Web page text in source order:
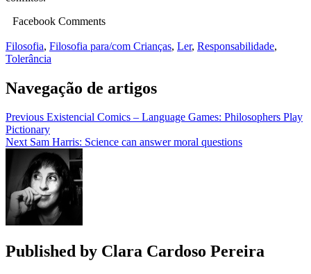
Facebook Comments
Filosofia, Filosofia para/com Crianças, Ler, Responsabilidade,
Tolerância
Navegação de artigos
Previous Existencial Comics – Language Games: Philosophers Play
Pictionary
Next Sam Harris: Science can answer moral questions
Published by Clara Cardoso Pereira